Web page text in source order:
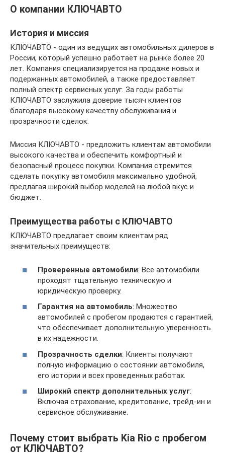
О компании КЛЮЧАВТО
История и миссия
КЛЮЧАВТО - один из ведущих автомобильных дилеров в
России, который успешно работает на рынке более 20
лет. Компания специализируется на продаже новых и
подержанных автомобилей, а также предоставляет
полный спектр сервисных услуг. За годы работы
КЛЮЧАВТО заслужила доверие тысяч клиентов
благодаря высокому качеству обслуживания и
прозрачности сделок.
Миссия КЛЮЧАВТО - предложить клиентам автомобили
высокого качества и обеспечить комфортный и
безопасный процесс покупки. Компания стремится
сделать покупку автомобиля максимально удобной,
предлагая широкий выбор моделей на любой вкус и
бюджет.
Преимущества работы с КЛЮЧАВТО
КЛЮЧАВТО предлагает своим клиентам ряд
значительных преимуществ:
Проверенные автомобили: Все автомобили
проходят тщательную техническую и
юридическую проверку.
Гарантия на автомобиль: Множество
автомобилей с пробегом продаются с гарантией,
что обеспечивает дополнительную уверенность
в их надежности.
Прозрачность сделки: Клиенты получают
полную информацию о состоянии автомобиля,
его истории и всех проведенных работах.
Широкий спектр дополнительных услуг:
Включая страхование, кредитование, трейд-ин и
сервисное обслуживание.
Почему стоит выбрать Kia Rio с пробегом
от КЛЮЧАВТО?